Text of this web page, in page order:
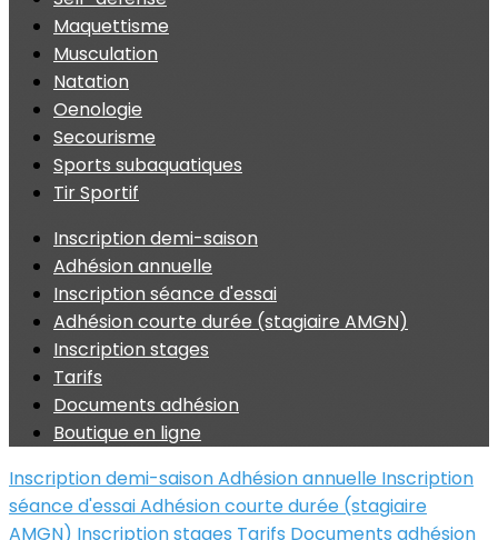
Maquettisme
Musculation
Natation
Oenologie
Secourisme
Sports subaquatiques
Tir Sportif
Inscription demi-saison
Adhésion annuelle
Inscription séance d'essai
Adhésion courte durée (stagiaire AMGN)
Inscription stages
Tarifs
Documents adhésion
Boutique en ligne
Inscription demi-saisonAdhésion annuelle Inscription
séance d'essaiAdhésion courte durée (stagiaire
AMGN) Inscription stages Tarifs Documents adhésion